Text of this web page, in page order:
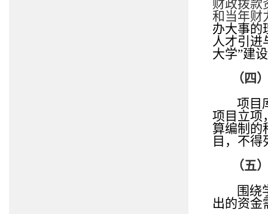
财政拨款
和当年财
办大事的
人才引进
大学”建
（ 四
项目
项目立项
算编制的
目，不得
（五
围绕
出的资金